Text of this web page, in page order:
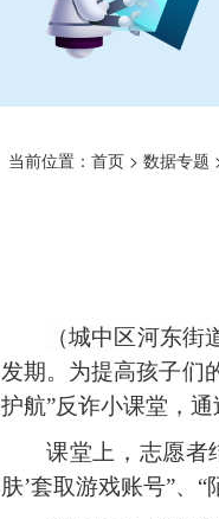
当前位置： 首页 > 数据专题
（城中区河东
发期。为提高孩子们
护航”反诈小课堂，
课堂上，志愿者
肤’套取游戏账号”、